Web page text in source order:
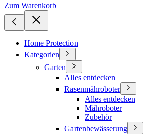
Zum Warenkorb
Home Protection
Kategorien
Garten
Alles entdecken
Rasenmähroboter
Alles entdecken
Mähroboter
Zubehör
Gartenbewässerung